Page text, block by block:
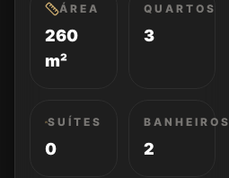
ÁREA
260
m²
QUARTOS
3
SUÍTES
0
BANHEIROS
2